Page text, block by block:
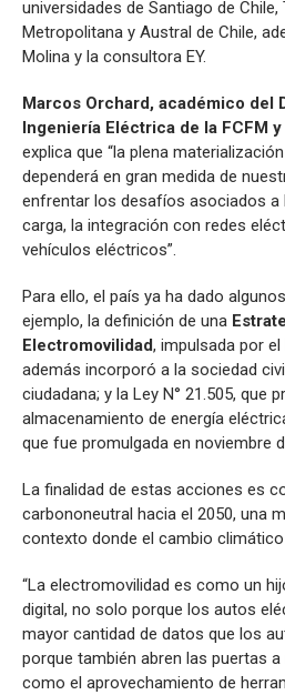
universidades de Santiago de
Metropolitana y Austral de Chile,
Molina y la consultora EY.
Marcos Orchard, académico del
Ingeniería Eléctrica de la FCFM
explica que “la plena
dependerá en gran medida de
enfrentar los desafíos asociados a
carga, la integración con redes
vehículos eléctricos”.
Para ello, el país ya ha dado
ejemplo, la definición de una
Electromovilidad, impulsada por
además incorporó a la sociedad
ciudadana; y la Ley N° 21.505, que
almacenamiento de energía
que fue promulgada en noviembre
La finalidad de estas acciones es
carbononeutral hacia el 2050, una
contexto donde el cambio
“La electromovilidad es como un
digital, no solo porque los autos
mayor cantidad de datos que los
porque también abren las puertas
como el aprovechamiento de